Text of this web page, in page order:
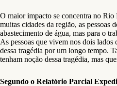
O maior impacto se concentra no Rio
muitas cidades da região, as pessoas
abastecimento de água, mas para o
As pessoas que vivem nos dois lados
dessa tragédia por um longo tempo.
tenham noção dessa tragédia, mas
Segundo o Relatório Parcial